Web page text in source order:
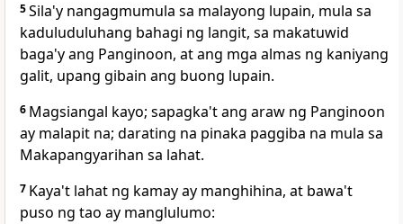
5Sila'y nangagmumula sa malayong lupain, mula sa
kaduluduluhang bahagi ng langit, sa makatuwid
baga'y ang Panginoon, at ang mga almas ng kaniyang
galit, upang gibain ang buong lupain.
6 Magsiangal kayo; sapagka't ang araw ng Panginoon
ay malapit na; darating na pinaka paggiba na mula sa
Makapangyarihan sa lahat.
7 Kaya't lahat ng kamay ay manghihina, at bawa't
puso ng tao ay manglulumo: